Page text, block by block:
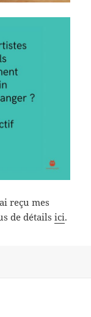
reçu mes
de détailsici.